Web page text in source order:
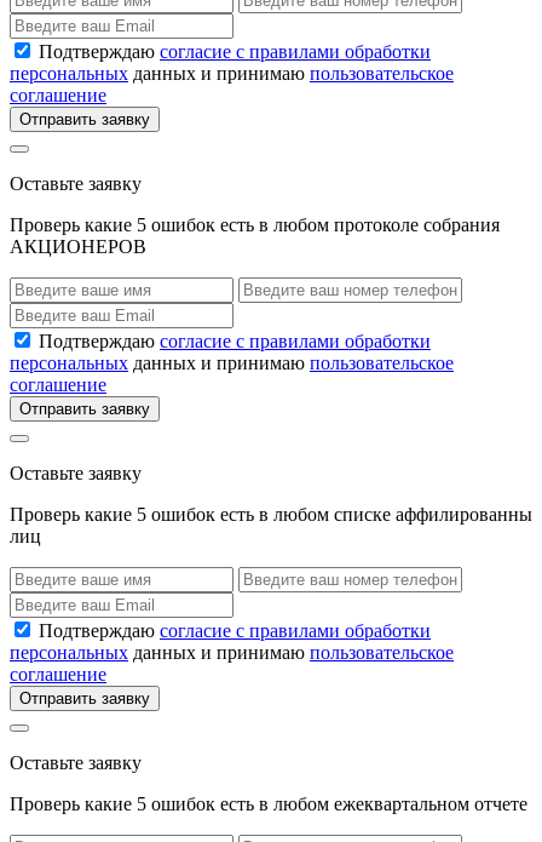
Подтверждаю согласие с правилами обработки
персональных данных и принимаю пользовательское
соглашение
Отправить заявку
Оставьте заявку
Проверь какие 5 ошибок есть в любом протоколе собрания
АКЦИОНЕРОВ
Подтверждаю согласие с правилами обработки
персональных данных и принимаю пользовательское
соглашение
Отправить заявку
Оставьте заявку
Проверь какие 5 ошибок есть в любом списке аффилированны
лиц
Подтверждаю согласие с правилами обработки
персональных данных и принимаю пользовательское
соглашение
Отправить заявку
Оставьте заявку
Проверь какие 5 ошибок есть в любом ежеквартальном отчете